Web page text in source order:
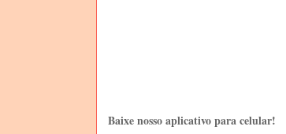
Baixe nosso aplicativo para celular!